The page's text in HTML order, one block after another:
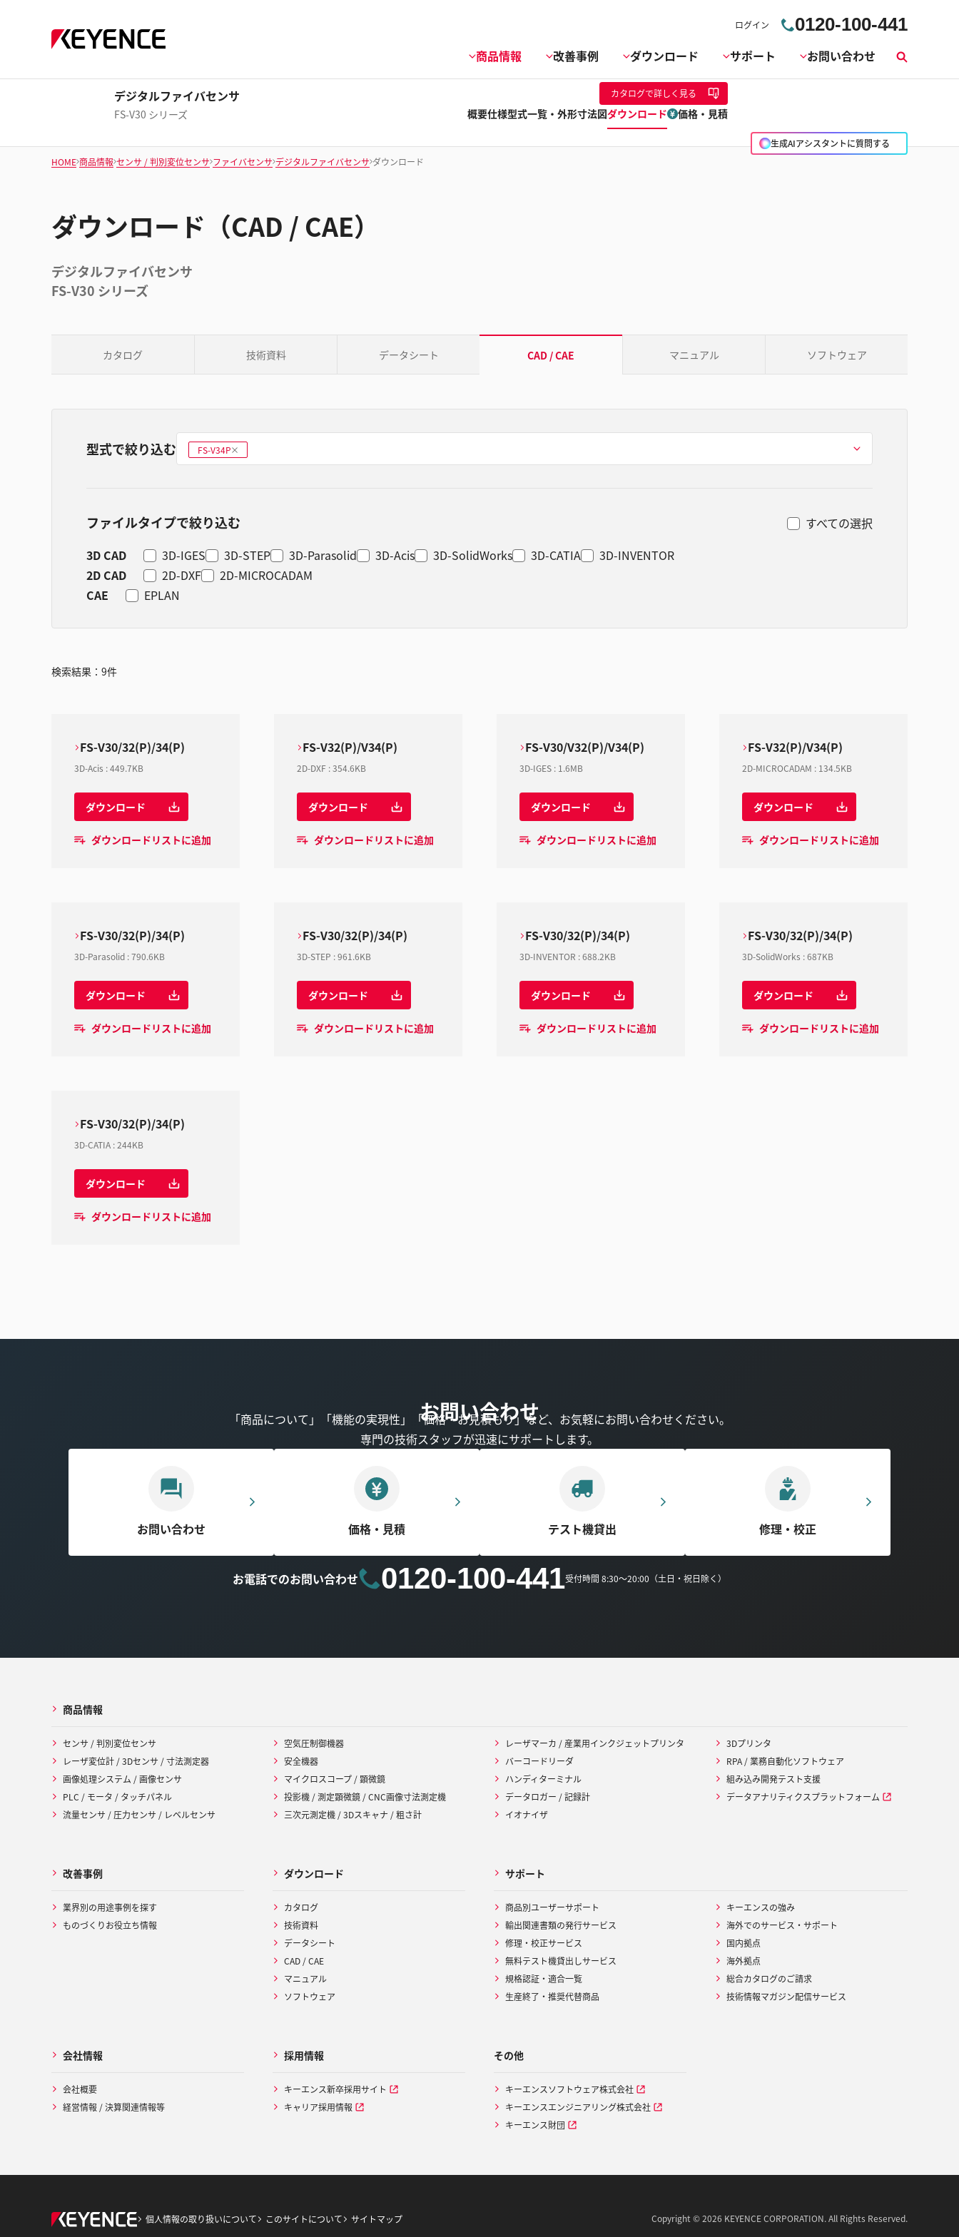
ログイン 0120-100-441
商品情報 改善事例 ダウンロード サポート お問い合わせ
索
デジタルファイバセンサ
FS-V30 シリーズ
生成AIアシスタントに質問する
カタログで詳しく見る
概要仕様型式一覧・外形寸法図ダウンロード 価格・見積
HOME 商品情報 センサ / 判別変位センサ ファイバセンサ デジタルファイバセンサ ダウンロード
ダウンロード（CAD / CAE）
デジタルファイバセンサ
FS-V30 シリーズ
カタログ 技術資料 データシート CAD / CAE マニュアル ソフトウェア
型式で絞り込む 型式を選ぶ
FS-V34P削
除
ファイルタイプで絞り込む
3D CAD 3D-IGES 3D-STEP 3D-Parasolid 3D-Acis 3D-SolidWorks 3D-CATIA
3D-INVENTOR
2D CAD
2D-DXF
2D-MICROCADAM
CAE
EPLAN
すべての選択
検索結果： 9件
FS-V30/32(P)/34(P)
3D-Acis :449.7KB
ダウンロード
ダウンロードリストに追加
FS-V32(P)/V34(P)
2D-DXF :354.6KB
ダウンロード
ダウンロードリストに追加
FS-V30/V32(P)/V34(P)
3D-IGES : 1.6MB
ダウンロード
ダウンロードリストに追加
FS-V32(P)/V34(P)
2D-MICROCADAM : 134.5KB
ダウンロード
ダウンロードリストに追加
FS-V30/32(P)/34(P)
3D-Parasolid :790.6KB
ダウンロード
ダウンロードリストに追加
FS-V30/32(P)/34(P)
3D-STEP :961.6KB
ダウンロード
ダウンロードリストに追加
FS-V30/32(P)/34(P)
3D-INVENTOR :688.2KB
ダウンロード
ダウンロードリストに追加
FS-V30/32(P)/34(P)
3D-SolidWorks :687KB
ダウンロード
ダウンロードリストに追加
FS-V30/32(P)/34(P)
3D-CATIA :244KB
ダウンロード
ダウンロードリストに追加
お問い合わせ
「商品について」「機能の実現性」「価格・お見積もり」など、お気軽にお問い合わせください。
専門の技術スタッフが迅速にサポートします。
お問い合わせ 価格・見積 テスト機貸出 修理・校正
お電話でのお問い合わせ 0120-100-441受付時間 8:30～20:00（土日・祝日除く）
商品情報
センサ / 判別変位センサ
レーザ変位計 / 3Dセンサ / 寸法測定器
画像処理システム / 画像センサ
PLC / モータ / タッチパネル
流量センサ / 圧力センサ / レベルセンサ
空気圧制御機器
安全機器
マイクロスコープ / 顕微鏡
投影機 / 測定顕微鏡 / CNC画像寸法測定機
三次元測定機 / 3Dスキャナ / 粗さ計
レーザマーカ / 産業用インクジェットプリンタ
バーコードリーダ
ハンディターミナル
データロガー / 記録計
イオナイザ
3Dプリンタ
RPA / 業務自動化ソフトウェア
組み込み開発テスト支援
データアナリティクスプラットフォーム
改善事例
業界別の用途事例を探す
ものづくりお役立ち情報
ダウンロード
カタログ
技術資料
データシート
CAD / CAE
マニュアル
ソフトウェア
サポート
商品別ユーザーサポート
輸出関連書類の発行サービス
修理・校正サービス
無料テスト機貸出しサービス
規格認証・適合一覧
生産終了・推奨代替商品
キーエンスの強み
海外でのサービス・サポート
国内拠点
海外拠点
総合カタログのご請求
技術情報マガジン配信サービス
会社情報
会社概要
経営情報 / 決算関連情報等
採用情報
キーエンス新卒採用サイト
キャリア採用情報
その他
キーエンスソフトウェア株式会社
キーエンスエンジニアリング株式会社
キーエンス財団
個人情報の取り扱いについて このサイトについて サイトマップ Copyright © 2026 KEYENCE CORPORATION. All Rights Reserved.